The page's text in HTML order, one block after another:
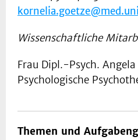
Wissenschaftliche
Frau Dipl.-Psych. Angela
Psychologische
Themen und